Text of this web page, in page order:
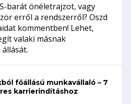
barát önéletrajzot, vagy
erről a rendszerről? Oszd
kommentben! Lehet,
valaki másnak
főállású munkavállaló – 7
karrierindításhoz